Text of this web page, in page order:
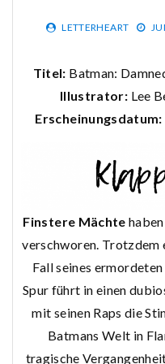
LETTERHEART
Titel: Batman:
Illustrator: Lee
Erscheinungsdatum:
Finstere Mächte
verschworen.
Fall seines
Spur führt in einen
mit seinen Raps die
Batmans Welt in
tragische